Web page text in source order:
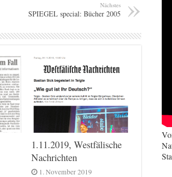
Nächstes
SPIEGEL special: Bücher 2005
1.11.2019, Westfälische
Nachrichten
1. November 2019